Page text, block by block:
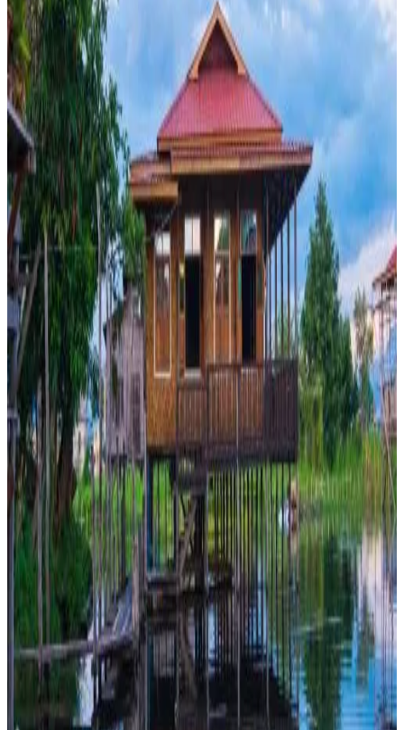
Keuken
Terras
Kamervoorzieningen
Privé badkamer
Airconditioning
Privéterras
Privésauna
Uitzicht op het meer
Uitzicht op de bergen
Meer
Toegankelijkheid
Geheel gelegen op begane grond
Trinity Family Inn
Yawnghwe
9.7
Direct reserveren
Innthar Lodge Home Stay
Ywama